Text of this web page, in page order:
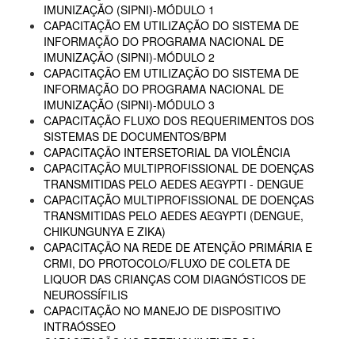
IMUNIZAÇÃO (SIPNI)-MÓDULO 1
CAPACITAÇÃO EM UTILIZAÇÃO DO SISTEMA DE
INFORMAÇÃO DO PROGRAMA NACIONAL DE
IMUNIZAÇÃO (SIPNI)-MÓDULO 2
CAPACITAÇÃO EM UTILIZAÇÃO DO SISTEMA DE
INFORMAÇÃO DO PROGRAMA NACIONAL DE
IMUNIZAÇÃO (SIPNI)-MÓDULO 3
CAPACITAÇÃO FLUXO DOS REQUERIMENTOS DOS
SISTEMAS DE DOCUMENTOS/BPM
CAPACITAÇÃO INTERSETORIAL DA VIOLÊNCIA
CAPACITAÇÃO MULTIPROFISSIONAL DE DOENÇAS
TRANSMITIDAS PELO AEDES AEGYPTI - DENGUE
CAPACITAÇÃO MULTIPROFISSIONAL DE DOENÇAS
TRANSMITIDAS PELO AEDES AEGYPTI (DENGUE,
CHIKUNGUNYA E ZIKA)
CAPACITAÇÃO NA REDE DE ATENÇÃO PRIMÁRIA E
CRMI, DO PROTOCOLO/FLUXO DE COLETA DE
LIQUOR DAS CRIANÇAS COM DIAGNÓSTICOS DE
NEUROSSÍFILIS
CAPACITAÇÃO NO MANEJO DE DISPOSITIVO
INTRAÓSSEO